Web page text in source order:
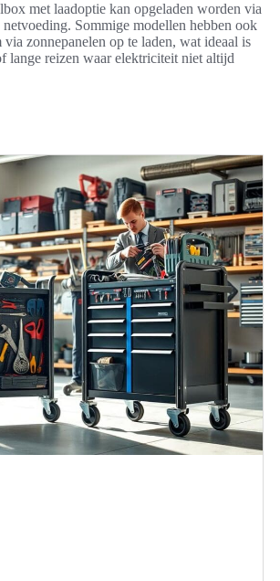
met laadoptie kan opgeladen worden via
netvoeding. Sommige modellen hebben ook
zonnepanelen op te laden, wat ideaal is
lange reizen waar elektriciteit niet altijd